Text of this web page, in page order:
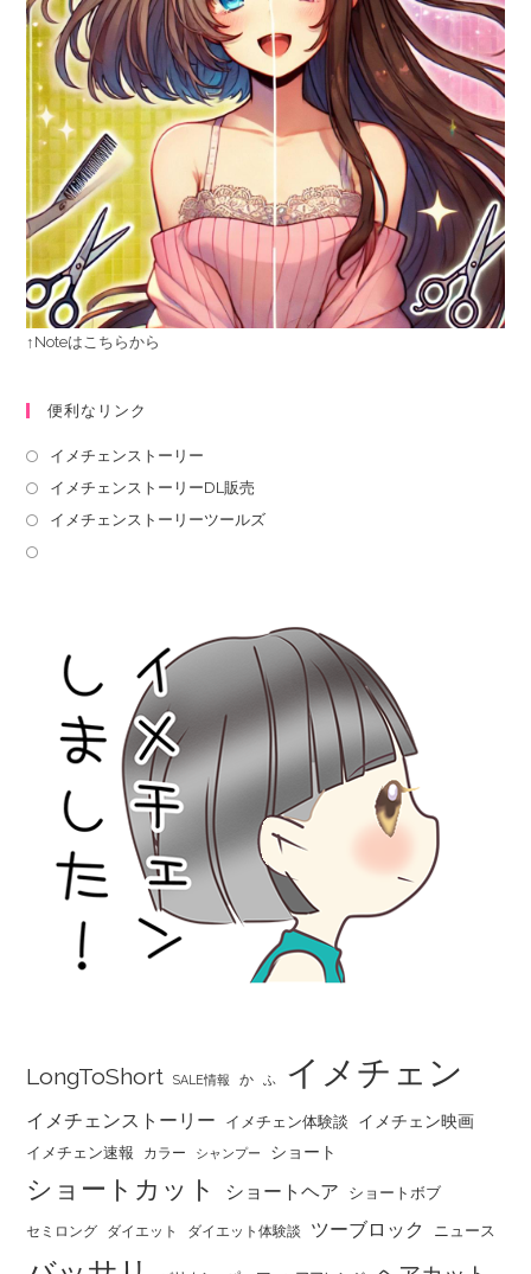
↑Noteはこちらから
便利なリンク
イメチェンストーリー
イメチェンストーリーDL販売
イメチェンストーリーツールズ
LongToShort SALE情報 か ふ イメチェン
イメチェンストーリー イメチェン体験談 イメチェン映画
イメチェン速報 カラー シャンプー ショート
ショートカット ショートヘア ショートボブ
セミロング ダイエット ダイエット体験談 ツーブロック ニュース